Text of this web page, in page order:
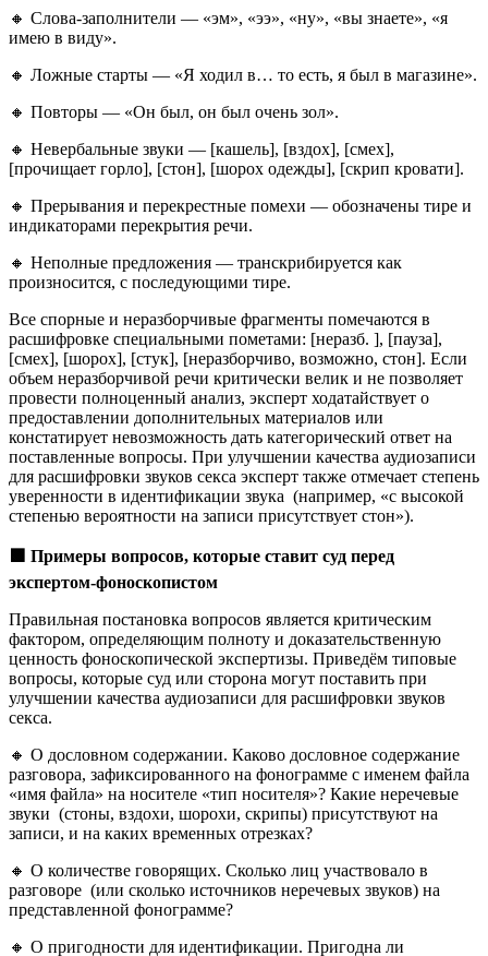
🔸 Слова-заполнители — «эм», «ээ», «ну», «вы знаете», «я
имею в виду».
🔸 Ложные старты — «Я ходил в… то есть, я был в магазине».
🔸 Повторы — «Он был, он был очень зол».
🔸 Невербальные звуки — [кашель], [вздох], [смех],
[прочищает горло], [стон], [шорох одежды], [скрип кровати].
🔸 Прерывания и перекрестные помехи — обозначены тире и
индикаторами перекрытия речи.
🔸 Неполные предложения — транскрибируется как
произносится, с последующими тире.
Все спорные и неразборчивые фрагменты помечаются в
расшифровке специальными пометами: [неразб. ], [пауза],
[смех], [шорох], [стук], [неразборчиво, возможно, стон]. Если
объем неразборчивой речи критически велик и не позволяет
провести полноценный анализ, эксперт ходатайствует о
предоставлении дополнительных материалов или
констатирует невозможность дать категорический ответ на
поставленные вопросы. При улучшении качества аудиозаписи
для расшифровки звуков секса эксперт также отмечает степень
уверенности в идентификации звука (например, «с высокой
степенью вероятности на записи присутствует стон»).
Примеры вопросов, которые ставит суд перед
экспертом-фоноскопистом
Правильная постановка вопросов является критическим
фактором, определяющим полноту и доказательственную
ценность фоноскопической экспертизы. Приведём типовые
вопросы, которые суд или сторона могут поставить при
улучшении качества аудиозаписи для расшифровки звуков
секса.
🔸 О дословном содержании. Каково дословное содержание
разговора, зафиксированного на фонограмме с именем файла
«имя файла» на носителе «тип носителя»? Какие неречевые
звуки (стоны, вздохи, шорохи, скрипы) присутствуют на
записи, и на каких временных отрезках?
🔸 О количестве говорящих. Сколько лиц участвовало в
разговоре (или сколько источников неречевых звуков) на
представленной фонограмме?
🔸 О пригодности для идентификации. Пригодна ли